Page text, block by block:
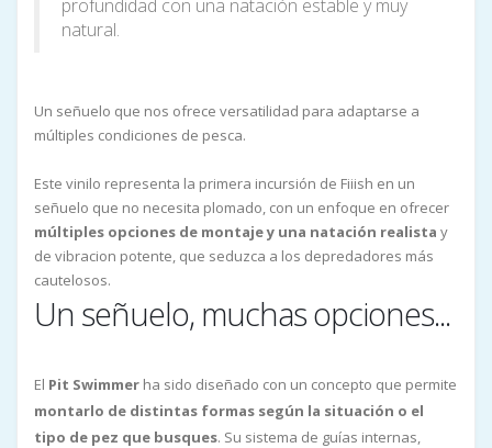
profundidad con una natación estable y muy
natural.
Un señuelo que nos ofrece versatilidad para adaptarse a
múltiples condiciones de pesca.
Este vinilo representa la primera incursión de Fiiish en un
señuelo que no necesita plomado, con un enfoque en ofrecer
múltiples opciones de montaje y una natación realista y
de vibracion potente, que seduzca a los depredadores más
cautelosos.
Un señuelo, muchas opciones...
El Pit Swimmer ha sido diseñado con un concepto que permite
montarlo de distintas formas según la situación o el
tipo de pez que busques. Su sistema de guías internas,